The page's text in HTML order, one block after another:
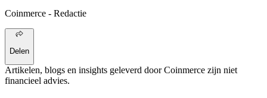
Coinmerce - Redactie
Delen
Artikelen, blogs en insights geleverd door Coinmerce zijn niet
financieel advies.